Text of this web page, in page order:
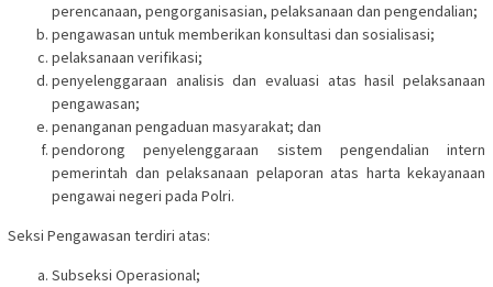
perencanaan, pengorganisasian, pelaksanaan dan pengendalian;
pengawasan untuk memberikan konsultasi dan sosialisasi;
pelaksanaan verifikasi;
penyelenggaraan analisis dan evaluasi atas hasil pelaksanaan
pengawasan;
penanganan pengaduan masyarakat; dan
pendorong penyelenggaraan sistem pengendalian intern
pemerintah dan pelaksanaan pelaporan atas harta kekayanaan
pengawai negeri pada Polri.
Seksi Pengawasan terdiri atas:
Subseksi Operasional;